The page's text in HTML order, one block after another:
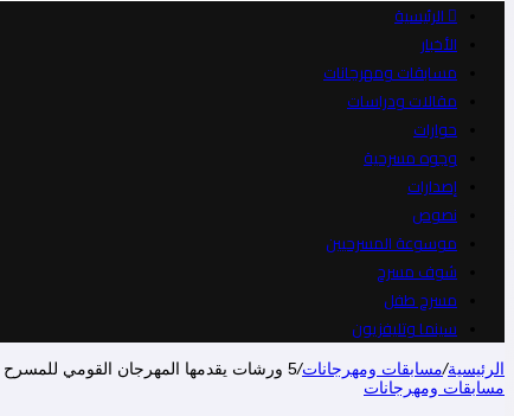
الرئيسية
الأخبار
مسابقات ومهرجانات
مقالات ودراسات
حوارات
وجوه مسرحية
إصدارات
نصوص
موسوعة المسرحيين
شوف مسرح
مسرح طفل
سينما وتليفزيون
الرئيسية/مسابقات ومهرجانات/5 ورشات يقدمها المهرجان القومي للمسرح المصري في دورته الـ 17
مسابقات ومهرجانات